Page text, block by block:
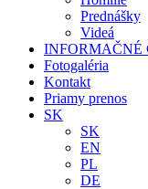
Prednášky
Videá
INFORMAČNÉ
Fotogaléria
Kontakt
Priamy prenos
SK
SK
EN
PL
DE